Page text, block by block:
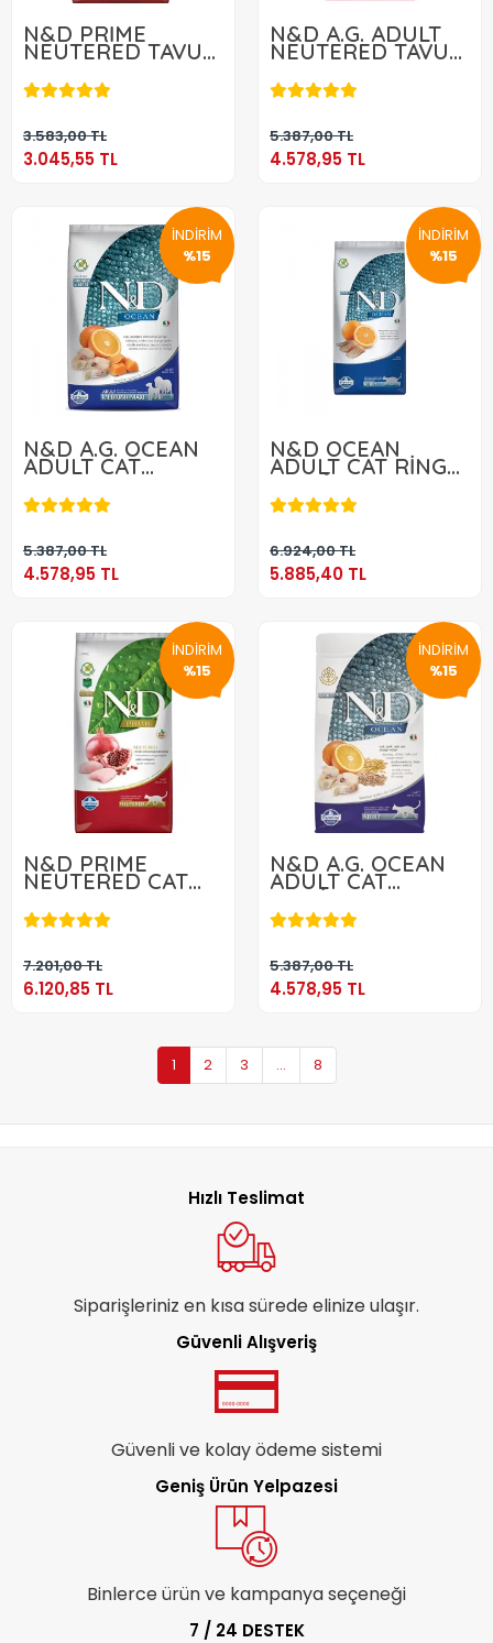
N&D PRİME
NEUTERED TAVUK
& NAR 5 KG
3.583,00 TL
3.045,55 TL
3.045,55 TL
N&D A.G. ADULT
NEUTERED TAVUK
& NAR 10 KG
5.387,00 TL
4.578,95 TL
4.578,95 TL
İNDİRİM
%15
N&D A.G. OCEAN
ADULT CAT
NEUTERED
SOMON &
PORTAKAL 10 KG
5.387,00 TL
4.578,95 TL
4.578,95 TL
İNDİRİM
%15
N&D OCEAN
ADULT CAT RİNGA
BALIĞI &
PORTAKAL 10 KG
6.924,00 TL
5.885,40 TL
5.885,40 TL
İNDİRİM
%15
N&D PRIME
NEUTERED CAT
TAVUK&NAR 10 KG
7.201,00 TL
6.120,85 TL
6.120,85 TL
İNDİRİM
%15
N&D A.G. OCEAN
ADULT CAT
MORİNA BALIK
PORTAKAL 10 KG
5.387,00 TL
4.578,95 TL
4.578,95 TL
1 2 3 ... 8
Hızlı Teslimat
Siparişleriniz en kısa sürede elinize ulaşır.
Güvenli Alışveriş
Güvenli ve kolay ödeme sistemi
Geniş Ürün Yelpazesi
Binlerce ürün ve kampanya seçeneği
7 / 24 DESTEK